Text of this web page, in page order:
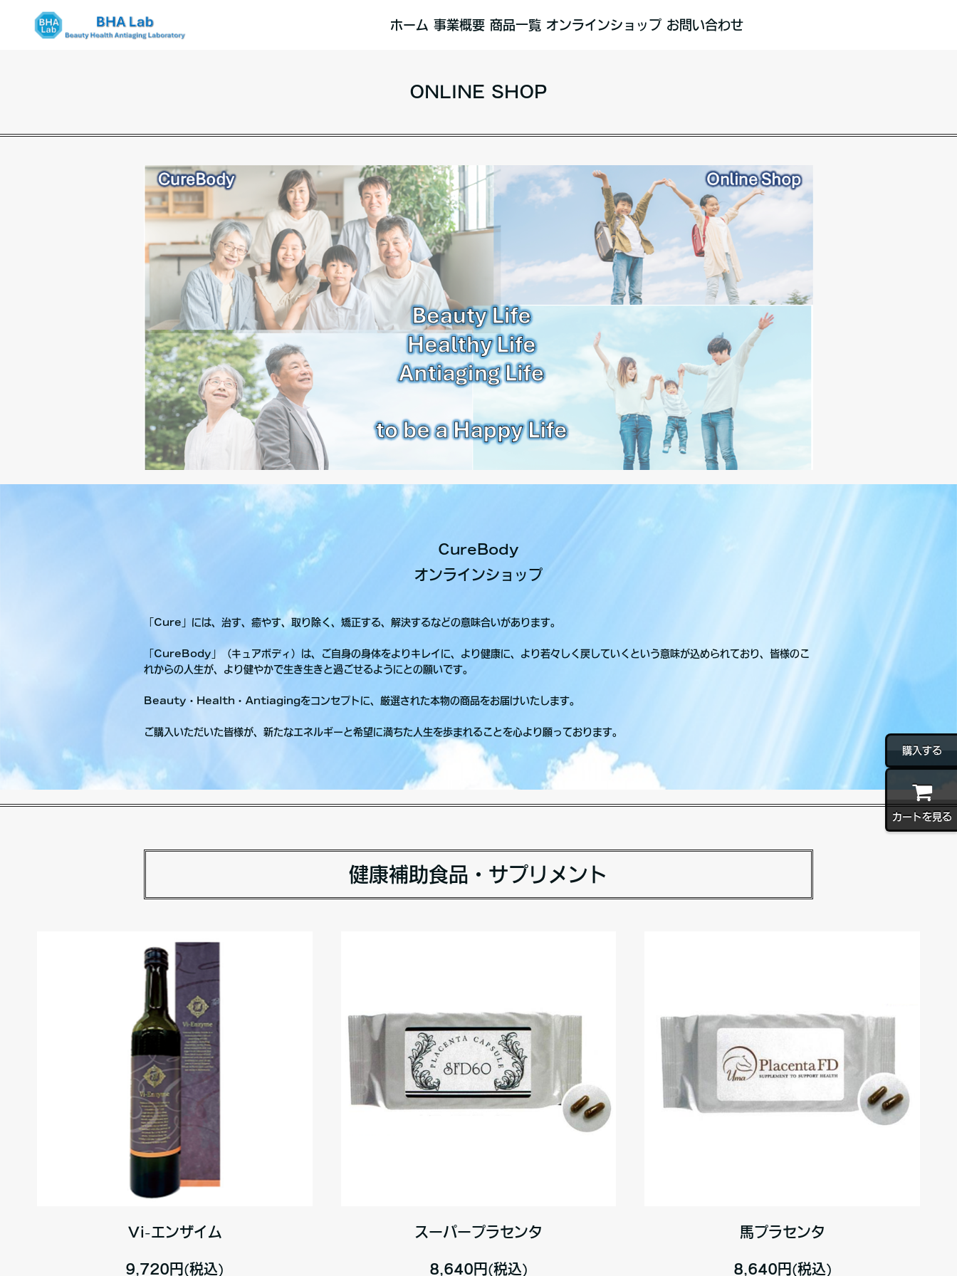
ホーム 事業概要 商品一覧 オンラインショップ お問い合わせ
購入する
カートを見る
ONLINE SHOP
CureBody
オンラインショップ
「Cure」には、治す、癒やす、取り除く、矯正する、解決するなどの意味合いがあります。
「CureBody」（キュアボディ）は、ご自身の身体をよりキレイに、より健康に、より若々しく戻していくという意味が込められており、皆様のこ
れからの人生が、より健やかで生き生きと過ごせるようにとの願いです。
Beauty・Health・Antiagingをコンセプトに、厳選された本物の商品をお届けいたします。
ご購入いただいた皆様が、新たなエネルギーと希望に満ちた人生を歩まれることを心より願っております。
健康補助食品・サプリメント
Vi-エンザイム
9,720円(税込)
スーパープラセンタ
8,640円(税込)
馬プラセンタ
8,640円(税込)